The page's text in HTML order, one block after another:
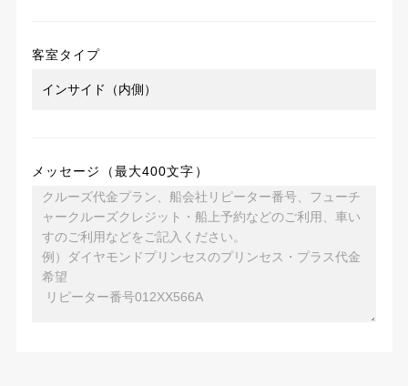
客室タイプ
メッセージ（最大400文字）